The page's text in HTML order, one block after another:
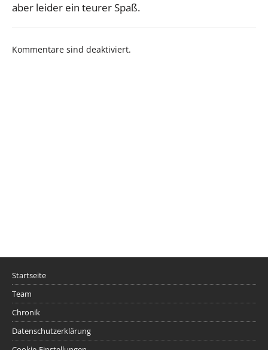
aber leider ein teurer Spaß.
Kommentare sind deaktiviert.
Startseite
Team
Chronik
Datenschutzerklärung